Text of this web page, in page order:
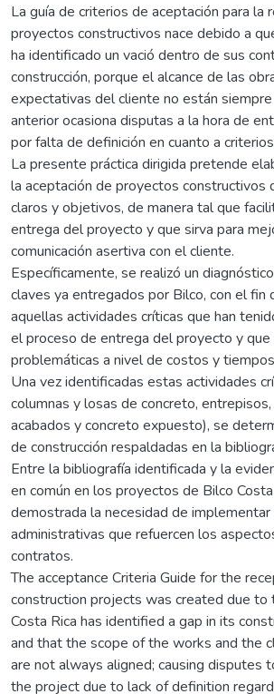
La guía de criterios de aceptación para la
proyectos constructivos nace debido a
ha identificado un vació dentro de sus
construcción, porque el alcance de las
expectativas del cliente no están siempre
anterior ocasiona disputas a la hora de
por falta de definición en cuanto a
La presente práctica dirigida pretende
la aceptación de proyectos constructivos
claros y objetivos, de manera tal que
entrega del proyecto y que sirva para
comunicación asertiva con el cliente.
Específicamente, se realizó un
claves ya entregados por Bilco, con el fin
aquellas actividades críticas que han
el proceso de entrega del proyecto y que
problemáticas a nivel de costos y
Una vez identificadas estas actividades
columnas y losas de concreto,
acabados y concreto expuesto), se
de construcción respaldadas en la
Entre la bibliografía identificada y la
en común en los proyectos de Bilco
demostrada la necesidad de implementar
administrativas que refuercen los
contratos.
The acceptance Criteria Guide for the
construction projects was created due to
Costa Rica has identified a gap in its
and that the scope of the works and the
are not always aligned; causing disputes
the project due to lack of definition